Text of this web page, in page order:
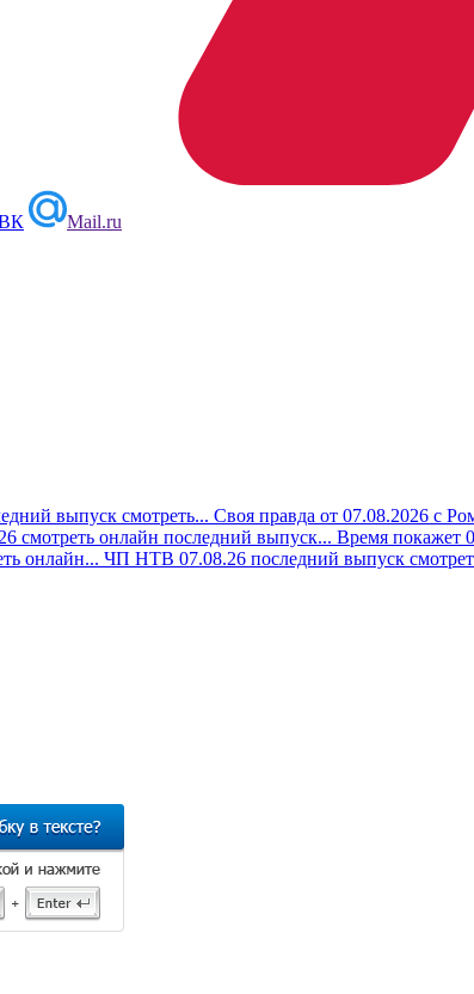
Mail.ru
выпуск смотреть... Своя правда от 07.08.2026 с
смотреть онлайн последний выпуск... Время покажет
онлайн... ЧП НТВ 07.08.26 последний выпуск